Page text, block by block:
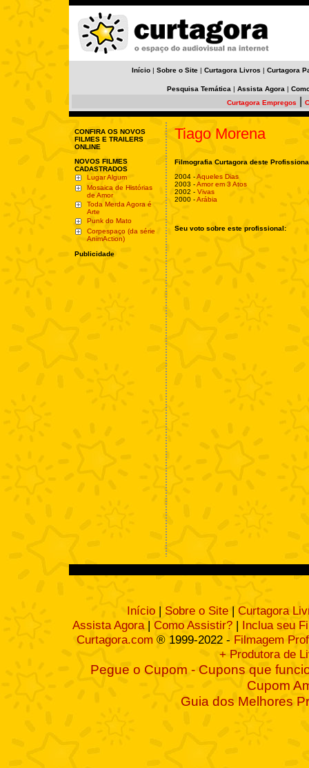
Início | Sobre o Site | Curtagora Livros | Curtagora
Pesquisa Temática | Assista Agora |
Curtagora Empregos
CONFIRA OS NOVOS
FILMES E TRAILERS
ONLINE
NOVOS FILMES
CADASTRADOS
Lugar Algum
Mosaica de Histórias
de Amor
Toda Merda Agora é
Arte
Punk do Mato
Corpespaço (da série
AnimAction)
Publicidade
Tiago Morena
Filmografia Curtagora deste
2004 -Aqueles Dias
2003 -Amor em 3 Atos
2002 - Vivas
2000 -Arábia
Seu voto sobre este profissional:
Início | Sobre o Site | Curtagora
Assista Agora| Como Assistir? | Inclua seu
Curtagora.com ® 1999-2022 - Filmagem
+ Produtora de
Pegue o Cupom - Cupons que
Cupom
Guia dos Melhores